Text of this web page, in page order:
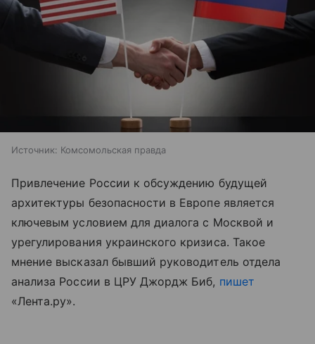
Источник: Комсомольская правда
Привлечение России к обсуждению будущей
архитектуры безопасности в Европе является
ключевым условием для диалога с Москвой и
урегулирования украинского кризиса. Такое
мнение высказал бывший руководитель отдела
анализа России в ЦРУ Джордж Биб, пишет
«Лента.ру».